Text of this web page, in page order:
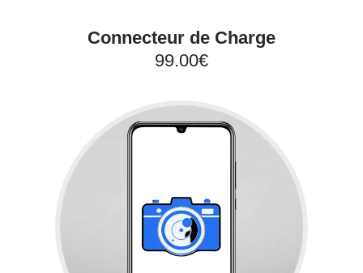
Connecteur de Charge
99.00€